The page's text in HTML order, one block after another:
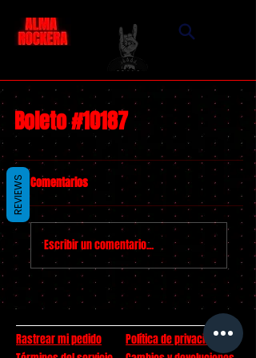
Boleto #10187
Comentarios
Escribir un comentario...
Rastrear mi pedido
Política de privacidad
REVIEWS